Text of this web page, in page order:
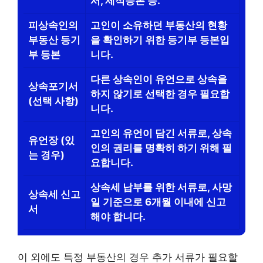
피상속인의
부동산 등기
부 등본
고인이 소유하던 부동산의 현황
을 확인하기 위한 등기부 등본입
니다.
상속포기서
(선택 사항)
다른 상속인이 유언으로 상속을
하지 않기로 선택한 경우 필요합
니다.
유언장 (있
는 경우)
고인의 유언이 담긴 서류로, 상속
인의 권리를 명확히 하기 위해 필
요합니다.
상속세 신고
서
상속세 납부를 위한 서류로, 사망
일 기준으로 6개월 이내에 신고
해야 합니다.
이 외에도 특정 부동산의 경우 추가 서류가 필요할